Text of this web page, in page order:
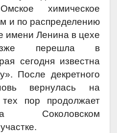
химическое
и по распределению
имени Ленина в цехе
перешла в
сегодня известна
После декретного
вернулась на
пор продолжает
Соколовском